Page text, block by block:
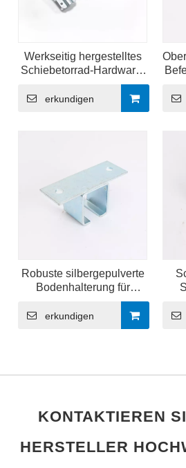
Werkseitig hergestelltes
Schiebetorrad-Hardware-
erkundigen
Robuste silbergepulverte
Bodenhalterung für
erkundigen
KONTAKTIEREN
HERSTELLER